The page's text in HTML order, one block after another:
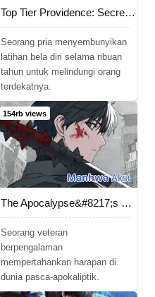
Top Tier Providence: Secretly Cultivate for a Thousand Years
Seorang pria menyembunyikan
latihan bela diri selama ribuan
tahun untuk melindungi orang
terdekatnya.
154rb views
ManhwaAksi
The Apocalypse&#8217;s Ultimate Veteran
Seorang veteran
berpengalaman
mempertahankan harapan di
dunia pasca-apokaliptik.